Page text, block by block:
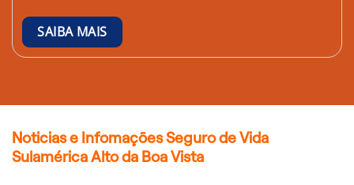
SAIBA MAIS
Noticias e Infomações Seguro de Vida
Sulamérica Alto da Boa Vista